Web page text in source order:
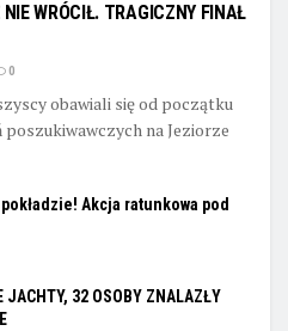
WRÓCIŁ. TRAGICZNY FINAŁ
0
obawiali się od początku
poszukiwawczych na Jeziorze
Akcja ratunkowa pod
JACHTY, 32 OSOBY ZNALAZŁY